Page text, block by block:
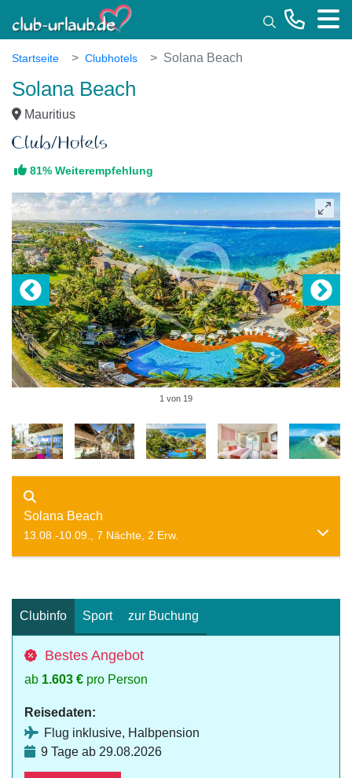
Startseite Clubhotels Solana Beach
Solana Beach
Mauritius
81% Weiterempfehlung
1 von 19
Solana Beach
13.08.-10.09., 7 Nächte, 2 Erw.
Clubinfo Sport zur Buchung
Bestes Angebot
ab 1.603 € pro Person
Reisedaten:
Flug inklusive, Halbpension
9 Tage ab 29.08.2026